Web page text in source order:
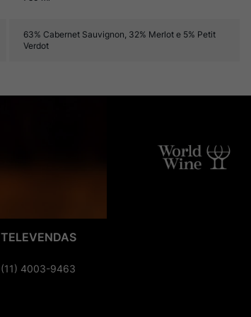
63% Cabernet Sauvignon, 32% Merlot e 5% Petit
Verdot
TELEVENDAS
(11) 4003-9463